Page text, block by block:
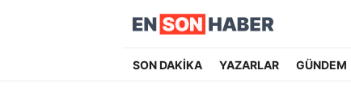
SON DAKİKA YAZARLAR GÜNDEM